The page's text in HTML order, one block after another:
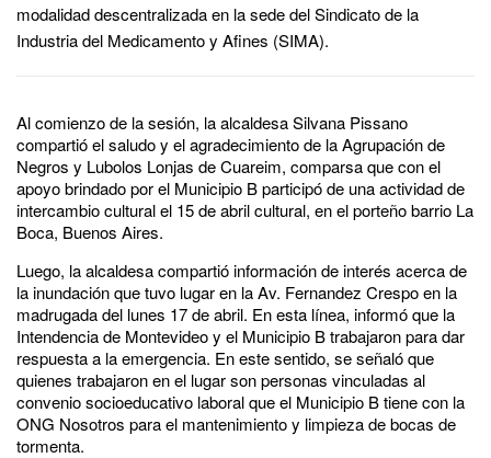
modalidad descentralizada en la sede del Sindicato de la
Industria del Medicamento y Afines (SIMA).
Al comienzo de la sesión, la alcaldesa Silvana Pissano
compartió el saludo y el agradecimiento de la Agrupación de
Negros y Lubolos Lonjas de Cuareim, comparsa que con el
apoyo brindado por el Municipio B participó de una actividad de
intercambio cultural el 15 de abril cultural, en el porteño barrio La
Boca, Buenos Aires.
Luego, la alcaldesa compartió información de interés acerca de
la inundación que tuvo lugar en la Av. Fernandez Crespo en la
madrugada del lunes 17 de abril. En esta línea, informó que la
Intendencia de Montevideo y el Municipio B trabajaron para dar
respuesta a la emergencia. En este sentido, se señaló que
quienes trabajaron en el lugar son personas vinculadas al
convenio socioeducativo laboral que el Municipio B tiene con la
ONG Nosotros para el mantenimiento y limpieza de bocas de
tormenta.